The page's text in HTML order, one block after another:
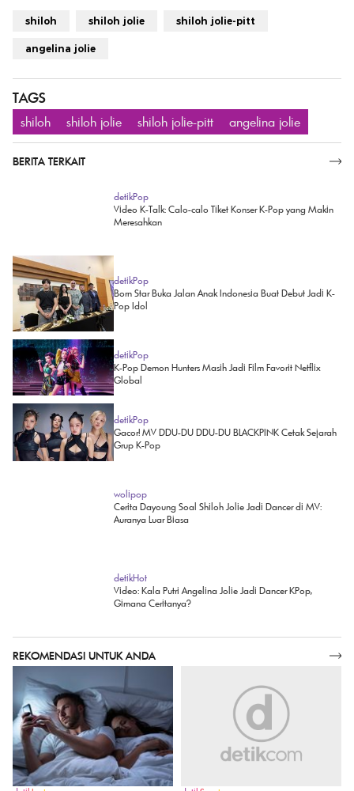
shiloh shiloh jolie shiloh jolie-pitt
angelina jolie
TAGS
shiloh shiloh jolie shiloh jolie-pitt angelina jolie
BERITA TERKAIT
detikPop
Video K-Talk: Calo-calo Tiket Konser K-Pop yang Makin
detikPop
detikPop
detikPop
wolipop
detikHot
Video: Kala Putri Angelina Jolie Jadi Dancer KPop,
REKOMENDASI UNTUK ANDA